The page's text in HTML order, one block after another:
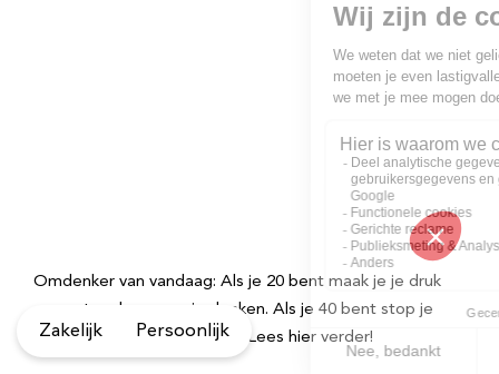
Omdenker van vandaag: Als je 20 bent maak je je druk
om wat anderen van je denken. Als je 40 bent stop je
daarmee. Als je 60 bent… ” Lees hier verder!
Zakelijk Persoonlijk